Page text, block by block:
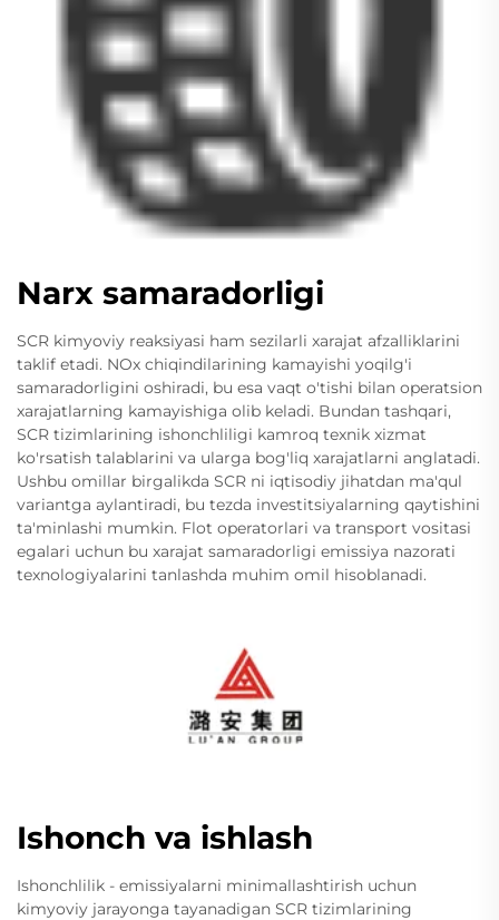
Narx samaradorligi
SCR kimyoviy reaksiyasi ham sezilarli xarajat afzalliklarini
taklif etadi. NOx chiqindilarining kamayishi yoqilg'i
samaradorligini oshiradi, bu esa vaqt o'tishi bilan operatsion
xarajatlarning kamayishiga olib keladi. Bundan tashqari,
SCR tizimlarining ishonchliligi kamroq texnik xizmat
ko'rsatish talablarini va ularga bog'liq xarajatlarni anglatadi.
Ushbu omillar birgalikda SCR ni iqtisodiy jihatdan ma'qul
variantga aylantiradi, bu tezda investitsiyalarning qaytishini
ta'minlashi mumkin. Flot operatorlari va transport vositasi
egalari uchun bu xarajat samaradorligi emissiya nazorati
texnologiyalarini tanlashda muhim omil hisoblanadi.
Ishonch va ishlash
Ishonchlilik - emissiyalarni minimallashtirish uchun
kimyoviy jarayonga tayanadigan SCR tizimlarining